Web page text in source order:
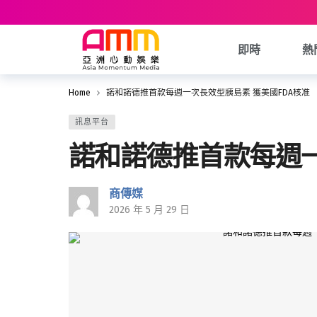
即時 熱
Home 諾和諾德推首款每週一次長效型胰島素 獲美國FDA核准
訊息平台
諾和諾德推首款每週
商傳媒
2026 年 5 月 29 日